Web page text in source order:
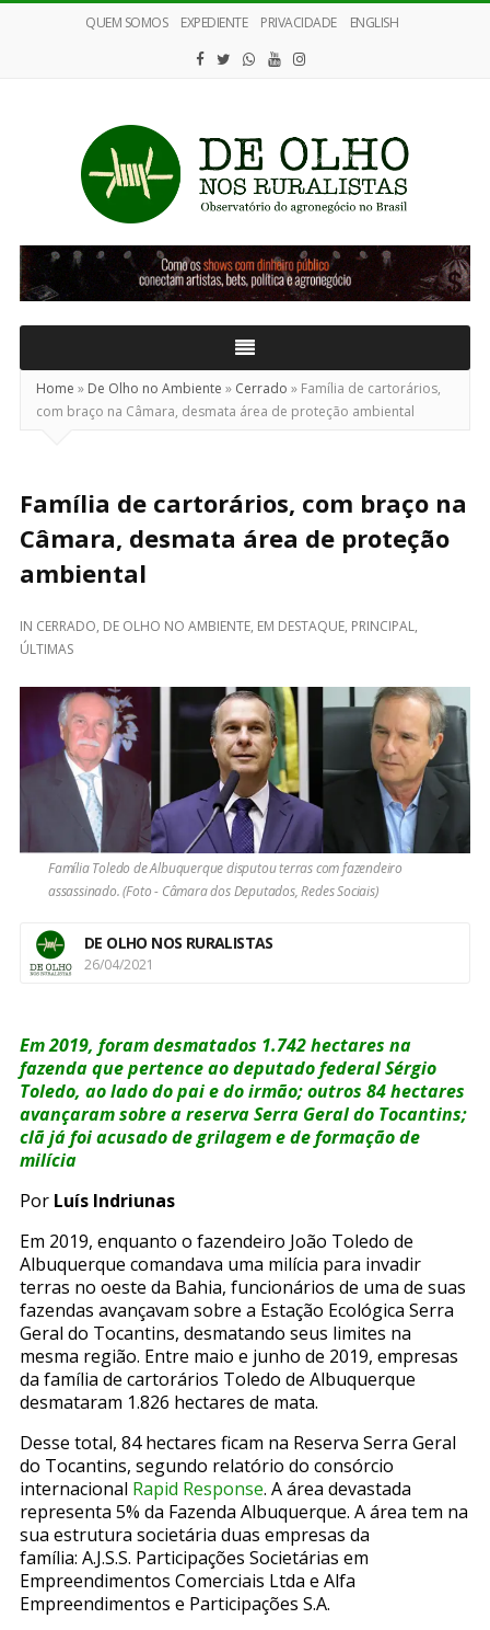
QUEM SOMOS EXPEDIENTE PRIVACIDADE ENGLISH
Olho
nos
Ruralistas
Home » De Olho no Ambiente » Cerrado » Família de cartorários,
com braço na Câmara, desmata área de proteção ambiental
Família de cartorários, com braço na
Câmara, desmata área de proteção
ambiental
IN CERRADO, DE OLHO NO AMBIENTE, EM DESTAQUE, PRINCIPAL,
ÚLTIMAS
Família Toledo de Albuquerque disputou terras com fazendeiro
assassinado. (Foto - Câmara dos Deputados, Redes Sociais)
DE OLHO NOS RURALISTAS
26/04/2021
Em 2019, foram desmatados 1.742 hectares na
fazenda que pertence ao deputado federal Sérgio
Toledo, ao lado do pai e do irmão; outros 84 hectares
avançaram sobre a reserva Serra Geral do Tocantins;
clã já foi acusado de grilagem e de formação de
milícia
Por Luís Indriunas
Em 2019, enquanto o fazendeiro João Toledo de
Albuquerque comandava uma milícia para invadir
terras no oeste da Bahia, funcionários de uma de suas
fazendas avançavam sobre a Estação Ecológica Serra
Geral do Tocantins, desmatando seus limites na
mesma região. Entre maio e junho de 2019, empresas
da família de cartorários Toledo de Albuquerque
desmataram 1.826 hectares de mata.
Desse total, 84 hectares ficam na Reserva Serra Geral
do Tocantins, segundo relatório do consórcio
internacional Rapid Response. A área devastada
representa 5% da Fazenda Albuquerque. A área tem na
sua estrutura societária duas empresas da
família: A.J.S.S. Participações Societárias em
Empreendimentos Comerciais Ltda e Alfa
Empreendimentos e Participações S.A.